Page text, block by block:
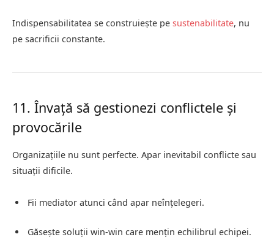
Indispensabilitatea se construiește pe sustenabilitate, nu
pe sacrificii constante.
11. Învață să gestionezi conflictele și
provocările
Organizațiile nu sunt perfecte. Apar inevitabil conflicte sau
situații dificile.
Fii mediator atunci când apar neînțelegeri.
Găsește soluții win-win care mențin echilibrul echipei.